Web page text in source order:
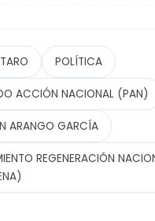
POLÍTICA
ACCIÓN NACIONAL (PAN)
ARANGO GARCÍA
REGENERACIÓN